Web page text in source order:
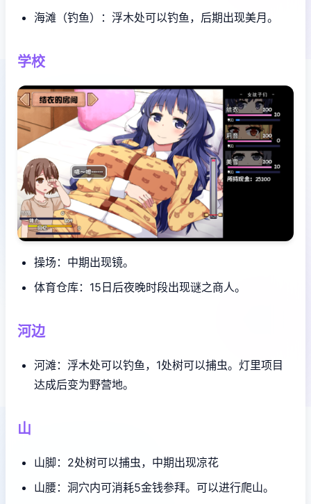
海滩（钓鱼）：浮木处可以钓鱼，后期出现美月。
学校
操场：中期出现镜。
体育仓库：15日后夜晚时段出现谜之商人。
河边
河滩：浮木处可以钓鱼，1处树可以捕虫。灯里项目
达成后变为野营地。
山
山脚：2处树可以捕虫，中期出现凉花
山腰：洞穴内可消耗5金钱参拜。可以进行爬山。